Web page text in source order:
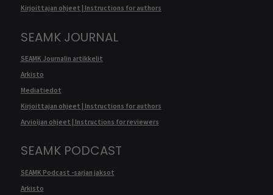
Kirjoittajan ohjeet | Instructions for authors
SEAMK JOURNAL
SEAMK Journalin artikkelit
Arkisto
Mediatiedot
Kirjoittajan ohjeet | Instructions for authors
Arvioijan ohjeet | Instructions for reviewers
SEAMK PODCAST
SEAMK Podcast -sarjan jaksot
Arkisto